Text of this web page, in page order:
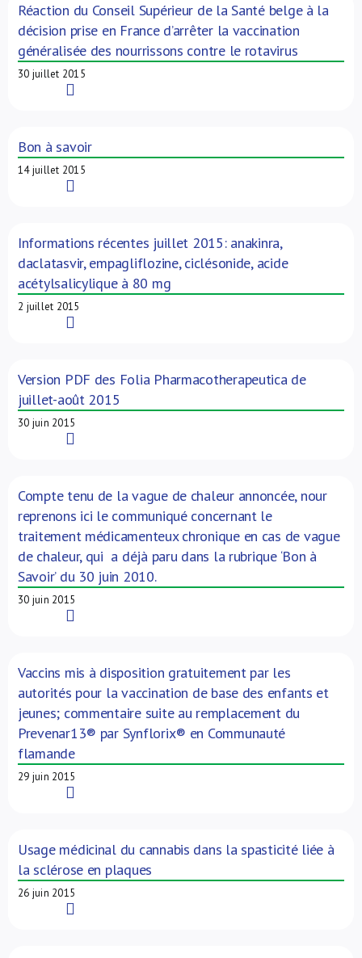
Réaction du Conseil Supérieur de la Santé belge à la
décision prise en France d’arrêter la vaccination
généralisée des nourrissons contre le rotavirus
30 juillet 2015
Bon à savoir
14 juillet 2015
Informations récentes juillet 2015: anakinra,
daclatasvir, empagliflozine, ciclésonide, acide
acétylsalicylique à 80 mg
2 juillet 2015
Version PDF des Folia Pharmacotherapeutica de
juillet-août 2015
30 juin 2015
Compte tenu de la vague de chaleur annoncée, nour
reprenons ici le communiqué concernant le
traitement médicamenteux chronique en cas de vague
de chaleur, qui a déjà paru dans la rubrique ‘Bon à
Savoir’ du 30 juin 2010.
30 juin 2015
Vaccins mis à disposition gratuitement par les
autorités pour la vaccination de base des enfants et
jeunes; commentaire suite au remplacement du
Prevenar13® par Synflorix® en Communauté
flamande
29 juin 2015
Usage médicinal du cannabis dans la spasticité liée à
la sclérose en plaques
26 juin 2015